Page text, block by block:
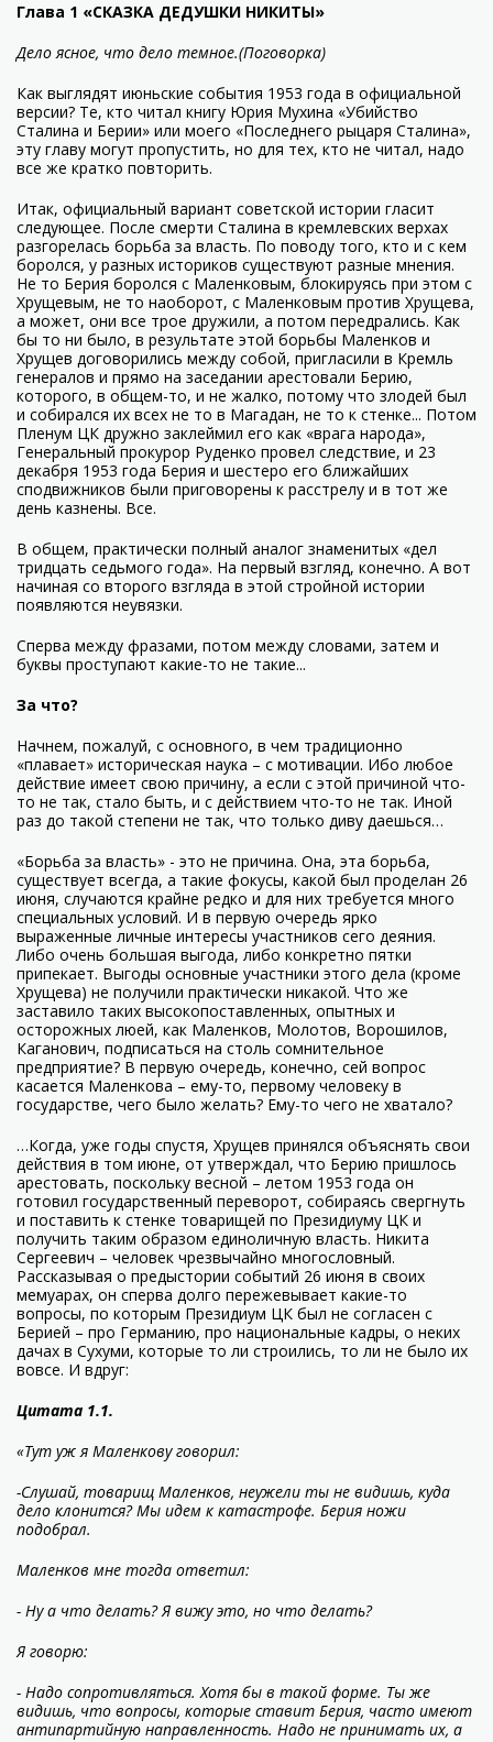
Глава 1 «СКАЗКА ДЕДУШКИ НИКИТЫ»
Дело ясное, что дело темное.(Поговорка)
Как выглядят июньские события 1953 года в официальной
версии? Те, кто читал книгу Юрия Мухина «Убийство
Сталина и Берии» или моего «Последнего рыцаря Сталина»,
эту главу могут пропустить, но для тех, кто не читал, надо
все же кратко повторить.
Итак, официальный вариант советской истории гласит
следующее. После смерти Сталина в кремлевских верхах
разгорелась борьба за власть. По поводу того, кто и с кем
боролся, у разных историков существуют разные мнения.
Не то Берия боролся с Маленковым, блокируясь при этом с
Хрущевым, не то наоборот, с Маленковым против Хрущева,
а может, они все трое дружили, а потом передрались. Как
бы то ни было, в результате этой борьбы Маленков и
Хрущев договорились между собой, пригласили в Кремль
генералов и прямо на заседании арестовали Берию,
которого, в общем-то, и не жалко, потому что злодей был
и собирался их всех не то в Магадан, не то к стенке... Потом
Пленум ЦК дружно заклеймил его как «врага народа»,
Генеральный прокурор Руденко провел следствие, и 23
декабря 1953 года Берия и шестеро его ближайших
сподвижников были приговорены к расстрелу и в тот же
день казнены. Все.
В общем, практически полный аналог знаменитых «дел
тридцать седьмого года». На первый взгляд, конечно. А вот
начиная со второго взгляда в этой стройной истории
появляются неувязки.
Сперва между фразами, потом между словами, затем и
буквы проступают какие-то не такие...
За что?
Начнем, пожалуй, с основного, в чем традиционно
«плавает» историческая наука – с мотивации. Ибо любое
действие имеет свою причину, а если с этой причиной что-
то не так, стало быть, и с действием что-то не так. Иной
раз до такой степени не так, что только диву даешься…
«Борьба за власть» - это не причина. Она, эта борьба,
существует всегда, а такие фокусы, какой был проделан 26
июня, случаются крайне редко и для них требуется много
специальных условий. И в первую очередь ярко
выраженные личные интересы участников сего деяния.
Либо очень большая выгода, либо конкретно пятки
припекает. Выгоды основные участники этого дела (кроме
Хрущева) не получили практически никакой. Что же
заставило таких высокопоставленных, опытных и
осторожных люей, как Маленков, Молотов, Ворошилов,
Каганович, подписаться на столь сомнительное
предприятие? В первую очередь, конечно, сей вопрос
касается Маленкова – ему-то, первому человеку в
государстве, чего было желать? Ему-то чего не хватало?
…Когда, уже годы спустя, Хрущев принялся объяснять свои
действия в том июне, от утверждал, что Берию пришлось
арестовать, поскольку весной – летом 1953 года он
готовил государственный переворот, собираясь свергнуть
и поставить к стенке товарищей по Президиуму ЦК и
получить таким образом единоличную власть. Никита
Сергеевич – человек чрезвычайно многословный.
Рассказывая о предыстории событий 26 июня в своих
мемуарах, он сперва долго пережевывает какие-то
вопросы, по которым Президиум ЦК был не согласен с
Берией – про Германию, про национальные кадры, о неких
дачах в Сухуми, которые то ли строились, то ли не было их
вовсе. И вдруг:
Цитата 1.1.
«Тут уж я Маленкову говорил:
-Слушай, товарищ Маленков, неужели ты не видишь, куда
дело клонится? Мы идем к катастрофе. Берия ножи
подобрал.
Маленков мне тогда ответил:
- Ну а что делать? Я вижу это, но что делать?
Я говорю:
- Надо сопротивляться. Хотя бы в такой форме. Ты же
видишь, что вопросы, которые ставит Берия, часто имеют
антипартийную направленность. Надо не принимать их, а